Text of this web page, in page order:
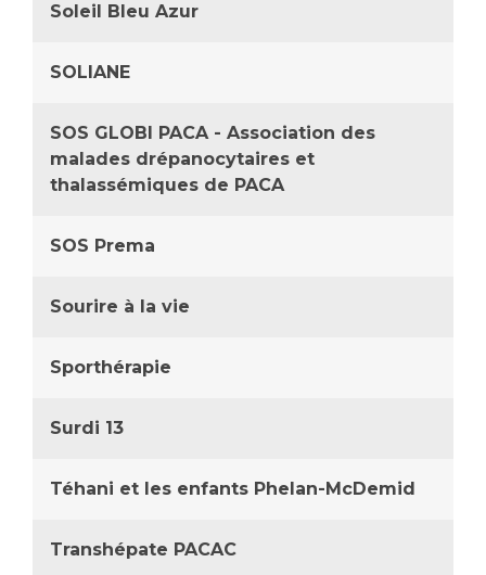
Soleil Bleu Azur
SOLIANE
SOS GLOBI PACA - Association des
malades drépanocytaires et
thalassémiques de PACA
SOS Prema
Sourire à la vie
Sporthérapie
Surdi 13
Téhani et les enfants Phelan-McDemid
Transhépate PACAC